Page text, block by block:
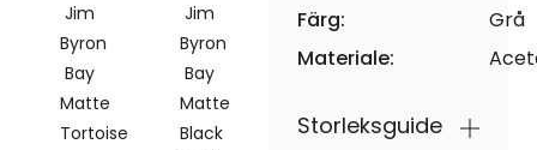
Jim
Byron
Bay
Matte
Tortoise
Jim
Byron
Bay
Matte
Black
Färg:
Grå
Materiale:
Storleksguide